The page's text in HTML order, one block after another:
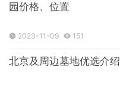
园价格、位置
2023-11-09 151
北京及周边墓地优选介绍